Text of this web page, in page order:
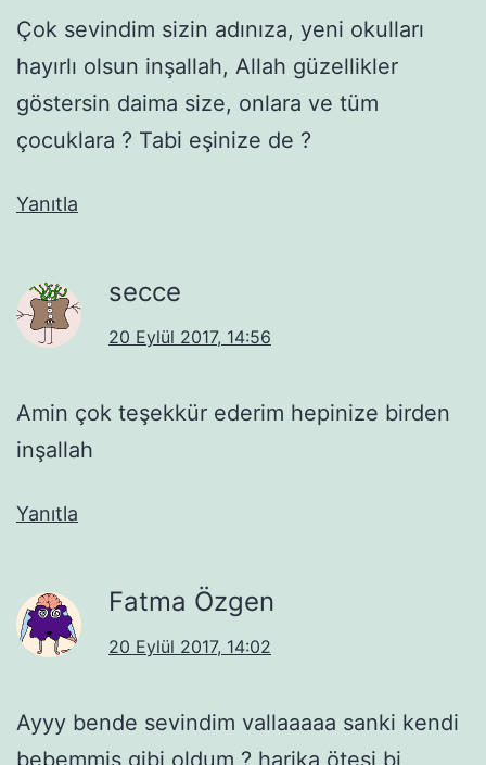
Çok sevindim sizin adınıza, yeni okulları
hayırlı olsun inşallah, Allah güzellikler
göstersin daima size, onlara ve tüm
çocuklara ? Tabi eşinize de ?
Yanıtla
secce
20 Eylül 2017, 14:56
Amin çok teşekkür ederim hepinize birden
inşallah
Yanıtla
Fatma Özgen
20 Eylül 2017, 14:02
Ayyy bende sevindim vallaaaaa sanki kendi
bebemmis gibi oldum ? harika ötesi bi